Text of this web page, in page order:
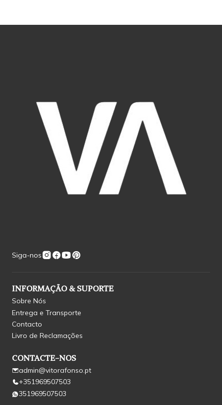
Siga-nos
INFORMAÇÃO & SUPORTE
Sobre Nós
Entrega e Transporte
Contacto
Livro de Reclamações
CONTACTE-NOS
admin@vitorafonso.pt
+351969507503
351969507503